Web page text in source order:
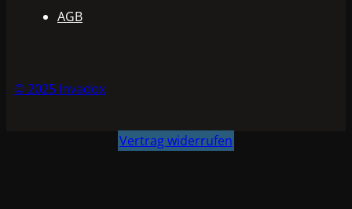
AGB
© 2025 Invadox
Vertrag widerrufen